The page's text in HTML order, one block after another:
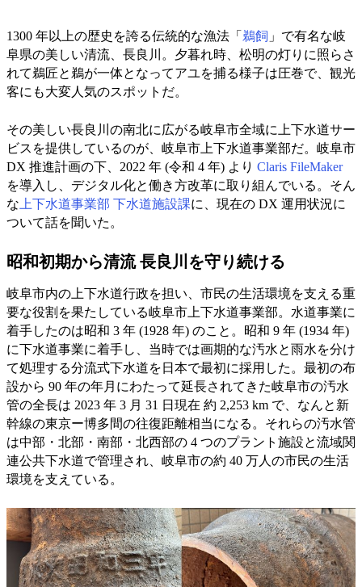
1300 年以上の歴史を誇る伝統的な漁法「 鵜飼 」で有名な岐
阜県の美しい清流、長良川。夕暮れ時、松明の灯りに照らさ
れて鵜匠と鵜が一体となってアユを捕る様子は圧巻で、観光
客にも大変人気のスポットだ。
その美しい長良川の南北に広がる岐阜市全域に上下水道サー
ビスを提供しているのが、岐阜市上下水道事業部だ。岐阜市
DX 推進計画の下、2022 年 (令和 4 年) より Claris FileMaker
を導入し、デジタル化と働き方改革に取り組んでいる。そん
な 上下水道事業部 下水道施設課に、現在の DX 運用状況に
ついて話を聞いた。
昭和初期から清流 長良川を守り続ける
岐阜市内の上下水道行政を担い、市民の生活環境を支える重
要な役割を果たしている岐阜市上下水道事業部。水道事業に
着手したのは昭和 3 年 (1928 年) のこと。昭和 9 年 (1934 年)
に下水道事業に着手し、当時では画期的な汚水と雨水を分け
て処理する分流式下水道を日本で最初に採用した。最初の布
設から 90 年の年月にわたって延長されてきた岐阜市の汚水
管の全長は 2023 年 3 月 31 日現在 約 2,253 km で、なんと新
幹線の東京ー博多間の往復距離相当になる。それらの汚水管
は中部・北部・南部・北西部の 4 つのプラント施設と流域関
連公共下水道で管理され、岐阜市の約 40 万人の市民の生活
環境を支えている。